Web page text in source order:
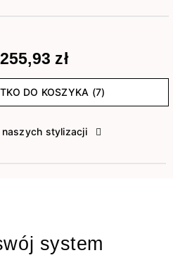
255,93 zł
DO KOSZYKA (7)
stylizacji
system